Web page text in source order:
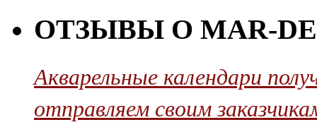
ОТЗЫВЫ О MAR-
Акварельные календари
отправляем своим